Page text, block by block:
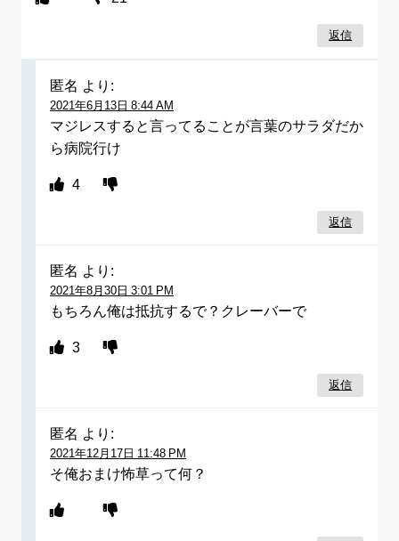
返信
匿名 より:
2021年6月13日 8:44 AM
マジレスすると言ってることが言葉のサラダだか
ら病院行け
4
返信
匿名 より:
2021年8月30日 3:01 PM
もちろん俺は抵抗するで？クレーバーで
3
返信
匿名 より:
2021年12月17日 11:48 PM
そ俺おまけ怖草って何？